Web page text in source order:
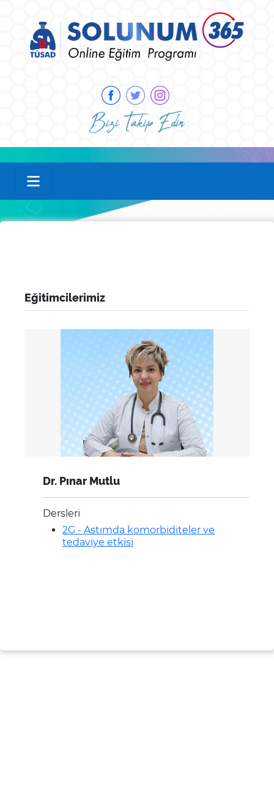
Bizi Takip Edin
Eğitimcilerimiz
Dr. Pınar Mutlu
Dersleri
2G - Astımda komorbiditeler ve
tedaviye etkisi